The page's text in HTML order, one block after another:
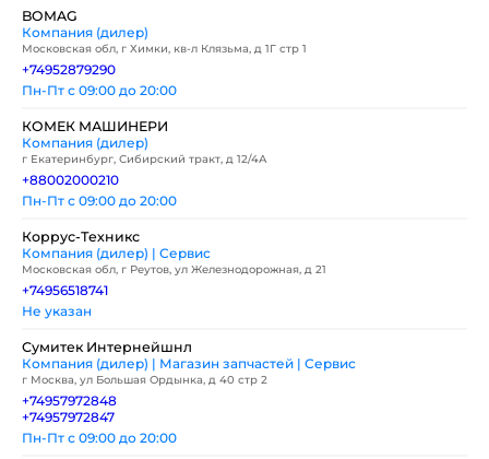
BOMAG
Компания (дилер)
Московская обл, г Химки, кв-л Клязьма, д 1Г стр 1
+74952879290
Пн-Пт с 09:00 до 20:00
КОМЕК МАШИНЕРИ
Компания (дилер)
г Екатеринбург, Сибирский тракт, д 12/4А
+88002000210
Пн-Пт с 09:00 до 20:00
Коррус-Техникс
Компания (дилер) | Сервис
Московская обл, г Реутов, ул Железнодорожная, д 21
+74956518741
Не указан
Сумитек Интернейшнл
Компания (дилер) | Магазин запчастей | Сервис
г Москва, ул Большая Ордынка, д 40 стр 2
+74957972848
+74957972847
Пн-Пт с 09:00 до 20:00